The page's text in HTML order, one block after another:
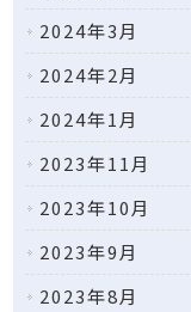
2024年3月
2024年2月
2024年1月
2023年11月
2023年10月
2023年9月
2023年8月